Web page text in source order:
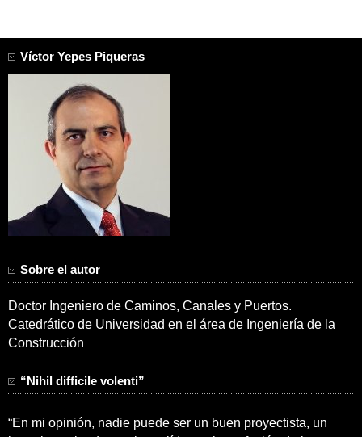
Víctor Yepes Piqueras
Sobre el autor
Doctor Ingeniero de Caminos, Canales y Puertos.
Catedrático de Universidad en el área de Ingeniería de la
Construcción
“Nihil difficile volenti”
“En mi opinión, nadie puede ser un buen proyectista, un